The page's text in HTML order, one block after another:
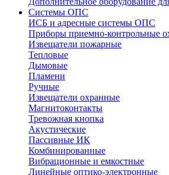
Системы ОПС
ИСБ и адресные системы ОПС
Приборы приемно-контрольные
Извещатели пожарные
Тепловые
Дымовые
Пламени
Ручные
Извещатели охранные
Магнитоконтакты
Тревожная кнопка
Акустические
Пассивные ИК
Комбинированные
Вибрационные и емкостные
Линейные оптико-электронные